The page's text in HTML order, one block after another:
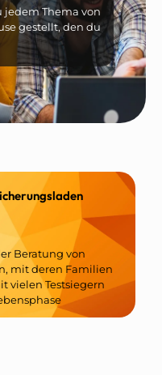
jedem Thema von
gestellt, den du
Beratung von
mit deren Familien
vielen Testsiegern